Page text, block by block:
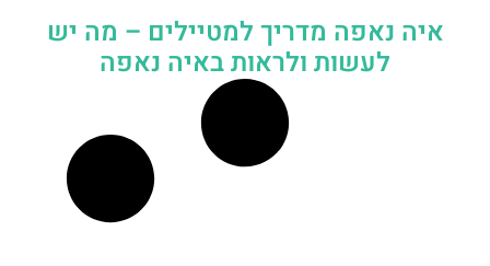
איה נאפה מדריך למטיילים – מה יש
לעשות ולראות באיה נאפה